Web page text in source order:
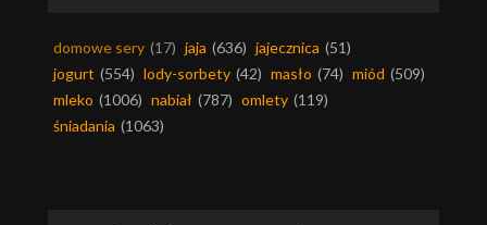
domowe sery (17) jaja (636) jajecznica (51)
jogurt (554) lody-sorbety (42) masło (74) miód (509)
mleko (1006) nabiał (787) omlety (119)
śniadania (1063)